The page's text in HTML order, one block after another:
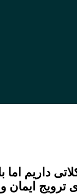
داریم اما
ایمان و